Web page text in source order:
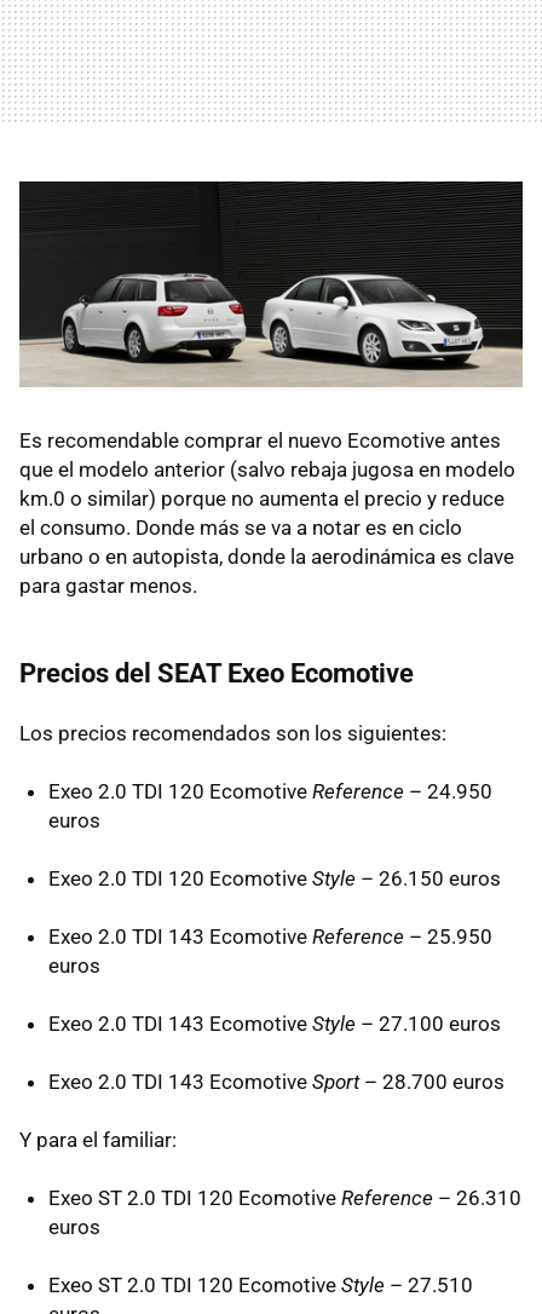
Es recomendable comprar el nuevo Ecomotive antes
que el modelo anterior (salvo rebaja jugosa en modelo
km.0 o similar) porque no aumenta el precio y reduce
el consumo. Donde más se va a notar es en ciclo
urbano o en autopista, donde la aerodinámica es clave
para gastar menos.
Precios del SEATExeo Ecomotive
Los precios recomendados son los siguientes:
Exeo 2.0 TDI 120 Ecomotive Reference – 24.950
euros
Exeo 2.0 TDI 120 Ecomotive Style – 26.150 euros
Exeo 2.0 TDI 143 Ecomotive Reference – 25.950
euros
Exeo 2.0 TDI 143 Ecomotive Style – 27.100 euros
Exeo 2.0 TDI 143 Ecomotive Sport– 28.700 euros
Y para el familiar:
Exeo ST 2.0 TDI 120 Ecomotive Reference – 26.310
euros
Exeo ST 2.0 TDI 120 Ecomotive Style – 27.510